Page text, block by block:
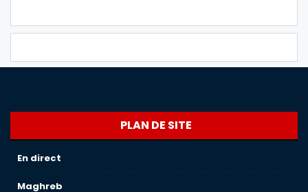
PLAN DE SITE
En direct
Maghreb